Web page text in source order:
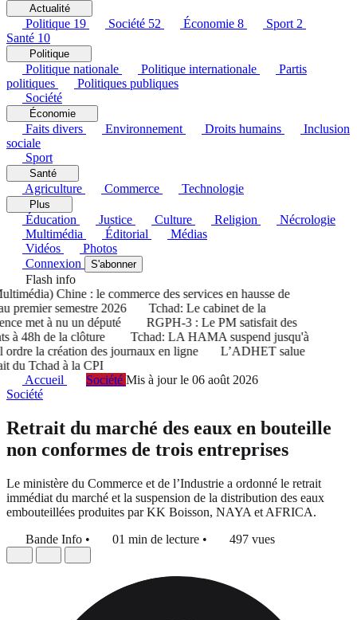
Actualité
Politique 19 Société 52 Économie 8 Sport 2
Santé 10
Politique
Politique nationale Politique internationale
Partis
politiques
Politiques publiques
Société
Économie
Faits divers Environnement Droits humains
Inclusion
sociale
Sport
Santé
Agriculture Commerce Technologie
Plus
Éducation Justice Culture Religion
Nécrologie
Multimédia
Éditorial
Médias
Vidéos
Photos
Connexion
S'abonner
Flash info
Chine : le commerce des services en hausse de
semestre 2026
Tchad: Le cabinet de la
met à nu un député
RGPH-3 : Le PM satisfait des
à 48h de la clôture
Tchad: LA HAMA suspend jusqu'à
la création des journaux en ligne
L’ADHET salue
Tchad à la CPI
Accueil
Société Mis à jour le 06 août 2026
Société
Retrait du marché des eaux en bouteille
non conformes de trois entreprises
Le ministère du Commerce et de l’Industrie a ordonné le retrait
immédiat du marché et la suspension de la distribution des eaux
embouteillées produites par KK Boisson, NAYA et AFRICA.
Bande Info • 01 min de lecture • 497 vues